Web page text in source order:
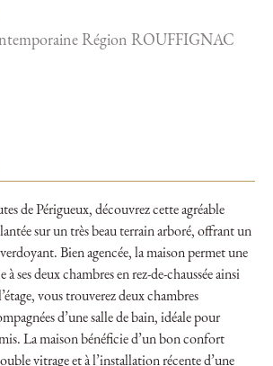
Région ROUFFIGNAC
de Périgueux, découvrez cette agréable
sur un très beau terrain arboré, offrant un
Bien agencée, la maison permet une
ses deux chambres en rez-de-chaussée ainsi
vous trouverez deux chambres
d’une salle de bain, idéale pour
La maison bénéficie d’un bon confort
vitrage et à l’installation récente d’une